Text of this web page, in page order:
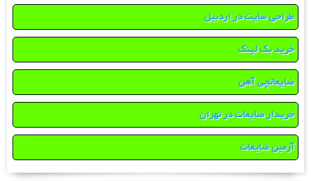
طراحی سایت در اردبیل
خرید بک لینک
ضایعاتچی آهن
خریدار ضایعات در تهران
آرمین ضایعات